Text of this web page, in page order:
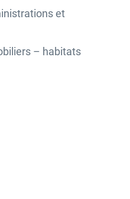
et
– habitats